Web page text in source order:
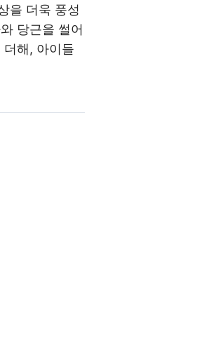
을 더욱 풍성
당근을 썰어
해, 아이들